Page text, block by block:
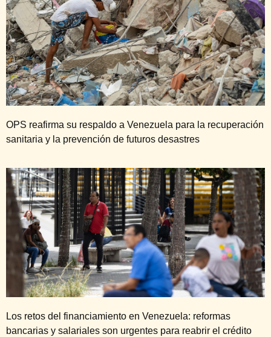
OPS reafirma su respaldo a Venezuela para la recuperación
sanitaria y la prevención de futuros desastres
Los retos del financiamiento en Venezuela: reformas
bancarias y salariales son urgentes para reabrir el crédito